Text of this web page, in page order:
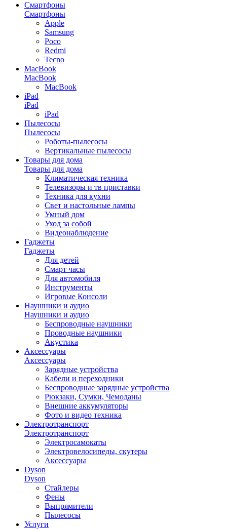
Смартфоны
Смартфоны
Apple
Samsung
Poco
Redmi
Tecno
MacBook
MacBook
MacBook
iPad
iPad
iPad
Пылесосы
Пылесосы
Роботы-пылесосы
Вертикальные пылесосы
Товары для дома
Товары для дома
Климатическая техника
Телевизоры и тв приставки
Техника для кухни
Свет и настольные лампы
Умный дом
Уход за собой
Видеонаблюдение
Гаджеты
Гаджеты
Для детей
Смарт часы
Для автомобиля
Инструменты
Игровые Консоли
Наушники и аудио
Наушники и аудио
Беспроводные наушники
Проводные наушники
Акустика
Аксессуары
Аксессуары
Зарядные устройства
Кабели и переходники
Беспроводные зарядные устройства
Рюкзаки, Сумки, Чемоданы
Внешние аккумуляторы
Фото и видео техника
Электротранспорт
Электротранспорт
Электросамокаты
Электровелосипеды, скутеры
Аксессуары
Dyson
Dyson
Стайлеры
Фены
Выпрямители
Пылесосы
Услуги